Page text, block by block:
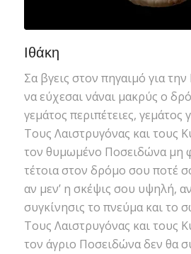
Ιθάκη
Σα βγεις στον πηγαιμό για την
να εύχεσαι νάναι μακρύς ο
γεμάτος περιπέτειες, γεμάτος
Τους Λαιστρυγόνας και τους
τον θυμωμένο Ποσειδώνα μη
τέτοια στον δρόμο σου ποτέ
αν μεν’ η σκέψις σου υψηλή,
συγκίνησις το πνεύμα και το
Τους Λαιστρυγόνας και τους
τον άγριο Ποσειδώνα δεν θα